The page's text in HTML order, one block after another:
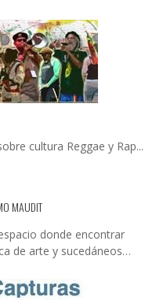
cultura Reggae y Rap...
MAUDIT
donde encontrar
de arte y sucedáneos…